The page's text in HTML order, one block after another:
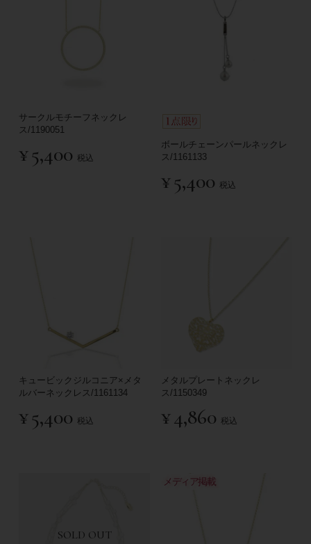
サークルモチーフネックレ
ス/1190051
¥5,400 税込
ボールチェーンパールネックレ
ス/1161133
¥5,400 税込
キュービックジルコニア×メタ
ルバーネックレス/1161134
¥5,400 税込
メタルプレートネックレ
ス/1150349
¥4,860 税込
SOLD OUT
メディア掲載